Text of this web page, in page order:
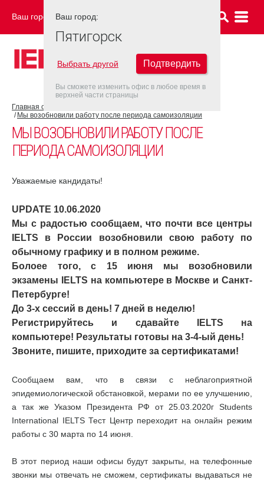
Ваш город: ПЯТИГОРСК
Главная страница
Мы возобновили работу после периода самоизоляции
МЫ ВОЗОБНОВИЛИ РАБОТУ ПОСЛЕ
ПЕРИОДА САМОИЗОЛЯЦИИ
Уважаемые кандидаты!
UPDATE 10.06.2020
Мы с радостью сообщаем, что почти все центры
IELTS в России возобновили свою работу по
обычному графику и в полном режиме.
Болоее того, с 15 июня мы возобновили
экзамены IELTS на компьютере в Москве и Санкт-
Петербурге!
До 3-х сессий в день! 7 дней в неделю!
Регистрируйтесь и сдавайте IELTS на
компьютере! Результаты готовы на 3-4-ый день!
Звоните, пишите, приходите за сертификатами!
Сообщаем вам, что в связи с неблагоприятной
эпидемиологической обстановкой, мерами по ее улучшению,
а так же Указом Президента РФ от 25.03.2020г Students
International IELTS Тест Центр переходит на онлайн режим
работы с 30 марта по 14 июня.
В этот период наши офисы будут закрыты, на телефонные
звонки мы отвечать не сможем, сертификаты выдаваться не
Ваш город:
Пятигорск
Выбрать другой Подтвердить
Вы сможете изменить офис в любое время в
верхней части страницы